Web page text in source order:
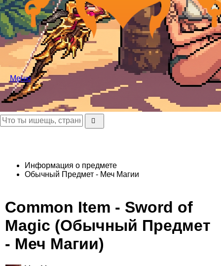
Меню
Информация о предмете
Обычный Предмет - Меч Магии
Common Item - Sword of
Magic (Обычный Предмет
- Меч Магии)